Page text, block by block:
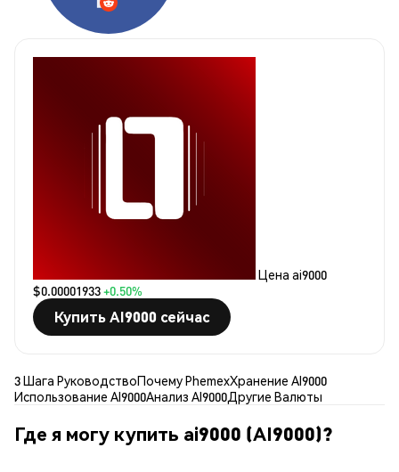
Цена ai9000
$0.00001933+0.50%
Купить AI9000 сейчас
3 Шага РуководствоПочему PhemexХранение AI9000
Использование AI9000Анализ AI9000Другие Валюты
Где я могу купить ai9000 (AI9000)?